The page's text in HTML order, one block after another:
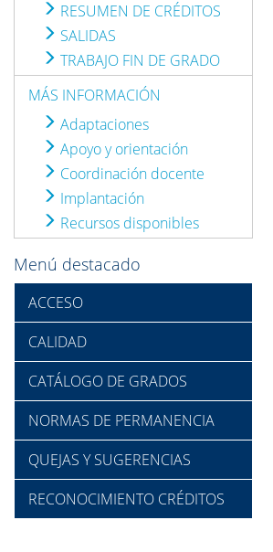
RESUMEN DE CRÉDITOS
SALIDAS
TRABAJO FIN DE GRADO
MÁS INFORMACIÓN
Adaptaciones
Apoyo y orientación
Coordinación docente
Implantación
Recursos disponibles
Menú destacado
ACCESO
CALIDAD
CATÁLOGO DE GRADOS
NORMAS DE PERMANENCIA
QUEJAS Y SUGERENCIAS
RECONOCIMIENTO CRÉDITOS